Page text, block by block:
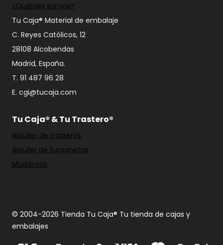
¿Quiénes somos?
Tu Caja® Material de embalaje
C. Reyes Católicos, 12
28108 Alcobendas
Madrid, España.
T. 91 487 96 28
E. cgi@tucaja.com
Tu Caja® & Tu Trastero®
Alquiler de trasteros
Alquiler de furgonetas
Mudanzas
© 2004-2026 Tienda Tu Caja® Tu tienda de cajas y
embalajes